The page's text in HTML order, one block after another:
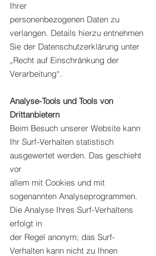
Ihrer
personenbezogenen Daten zu
verlangen. Details hierzu entnehmen
Sie der Datenschutzerklärung unter
„Recht auf Einschränkung der
Verarbeitung“.
Analyse-Tools und Tools von
Drittanbietern
Beim Besuch unserer Website kann
Ihr Surf-Verhalten statistisch
ausgewertet werden. Das geschieht
vor
allem mit Cookies und mit
sogenannten Analyseprogrammen.
Die Analyse Ihres Surf-Verhaltens
erfolgt in
der Regel anonym; das Surf-
Verhalten kann nicht zu Ihnen